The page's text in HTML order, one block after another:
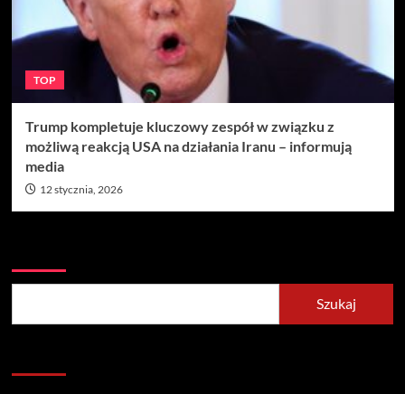
TOP
Trump kompletuje kluczowy zespół w związku z
możliwą reakcją USA na działania Iranu – informują
media
12 stycznia, 2026
Szukaj